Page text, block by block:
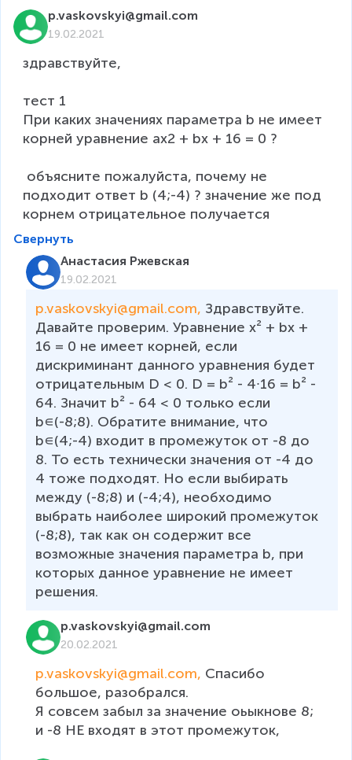
p.vaskovskyi@gmail.com
19.02.2021
здравствуйте,
тест 1
При каких значениях параметра b не имеет
корней уравнение ax2 + bx + 16 = 0 ?
подходит ответ b (4;-4) ? значение же под
Свернуть
Анастасия Ржевская
19.02.2021
p.vaskovskyi@gmail.com, Здравствуйте.
Давайте проверим. Уравнение x² + bx +
16 = 0 не имеет корней, если
дискриминант данного уравнения будет
отрицательным D < 0. D = b² - 4∙16 = b² -
64. Значит b² - 64 < 0 только если
b∊(-8;8). Обратите внимание, что
b∊(4;-4) входит в промежуток от -8 до
8. То есть технически значения от -4 до
4 тоже подходят. Но если выбирать
между (-8;8) и (-4;4), необходимо
выбрать наиболее широкий промежуток
(-8;8), так как он содержит все
возможные значения параметра b, при
которых данное уравнение не имеет
решения.
p.vaskovskyi@gmail.com
20.02.2021
p.vaskovskyi@gmail.com, Спасибо
большое, разобрался.
Я совсем забыл за значение оьыкнове 8;
и -8 НЕ входят в этот промежуток,